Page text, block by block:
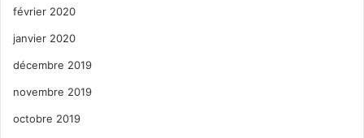
février 2020
janvier 2020
décembre 2019
novembre 2019
octobre 2019